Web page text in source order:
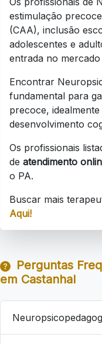
estimulação
(CAA), inclusão
adolescentes e
entrada no
Encontrar
fundamental para
precoce,
desenvolvimento
Os profissionais
de atendimento
o PA.
Buscar mais
Aqui!
Perguntas
em Castanhal